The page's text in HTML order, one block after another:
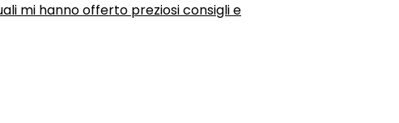
mi hanno offerto preziosi consigli e